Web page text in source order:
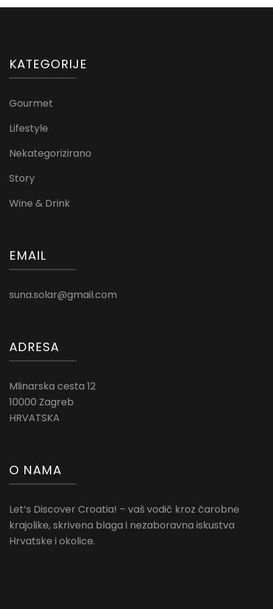
KATEGORIJE
Gourmet
Lifestyle
Nekategorizirano
Story
Wine & Drink
EMAIL
suna.solar@gmail.com
ADRESA
Mlinarska cesta 12
10000 Zagreb
HRVATSKA
O NAMA
Let’s Discover Croatia! – vaš vodič kroz čarobne
krajolike, skrivena blaga i nezaboravna iskustva
Hrvatske i okolice.